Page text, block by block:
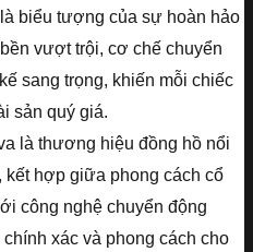
biểu tượng của sự hoàn hảo
vượt trội, cơ chế chuyển
sang trọng, khiến mỗi chiếc
sản quý giá.
là thương hiệu đồng hồ nổi
kết hợp giữa phong cách cổ
công nghệ chuyển động
xác và phong cách cho